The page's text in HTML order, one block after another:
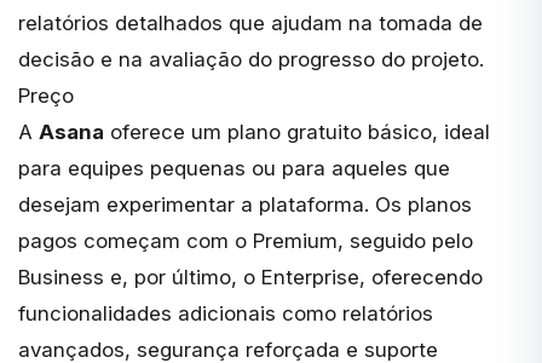
relatórios detalhados que ajudam na tomada de
decisão e na avaliação do progresso do projeto.
Preço
A Asana oferece um plano gratuito básico, ideal
para equipes pequenas ou para aqueles que
desejam experimentar a plataforma. Os planos
pagos começam com o Premium, seguido pelo
Business e, por último, o Enterprise, oferecendo
funcionalidades adicionais como relatórios
avançados, segurança reforçada e suporte